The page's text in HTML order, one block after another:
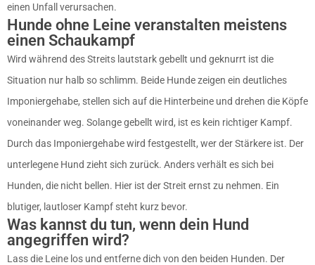
einen Unfall verursachen.
Hunde ohne Leine veranstalten meistens
einen Schaukampf
Wird während des Streits lautstark gebellt und geknurrt ist die
Situation nur halb so schlimm. Beide Hunde zeigen ein deutliches
Imponiergehabe, stellen sich auf die Hinterbeine und drehen die Köpfe
voneinander weg. Solange gebellt wird, ist es kein richtiger Kampf.
Durch das Imponiergehabe wird festgestellt, wer der Stärkere ist. Der
unterlegene Hund zieht sich zurück. Anders verhält es sich bei
Hunden, die nicht bellen. Hier ist der Streit ernst zu nehmen. Ein
blutiger, lautloser Kampf steht kurz bevor.
Was kannst du tun, wenn dein Hund
angegriffen wird?
Lass die Leine los und entferne dich von den beiden Hunden. Der